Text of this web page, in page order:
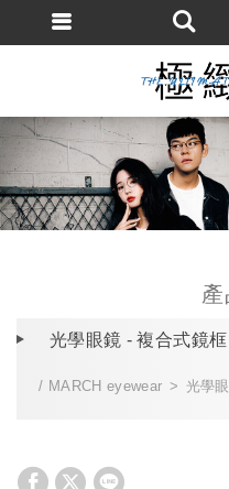
光學眼鏡 - 複合式鏡
MARCH eyewear 光學